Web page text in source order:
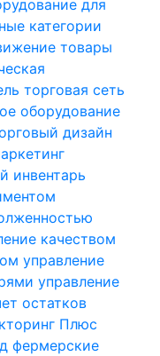
для
категории
товары
торговая сеть
оборудование
дизайн
инвентарь
качеством
управление
управление
остатков
Плюс
фермерские